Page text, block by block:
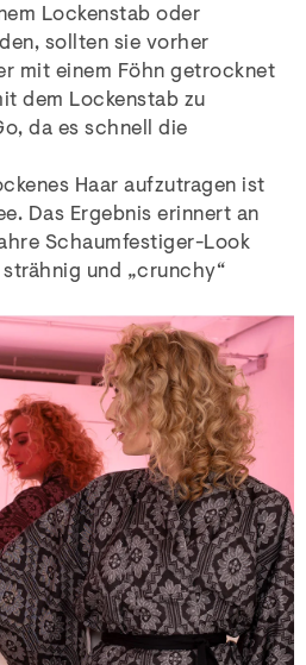
Lockenstab oder
sollten sie vorher
mit einem Föhn getrocknet
dem Lockenstab zu
da es schnell die
Haar aufzutragen ist
Das Ergebnis erinnert an
Schaumfestiger-Look
und „crunchy“